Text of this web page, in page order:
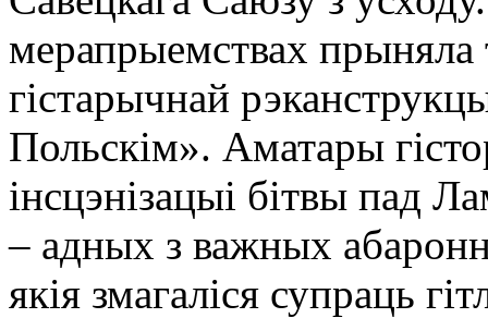
мерапрыемствах прыняла
гістарычнай
Польскім». Аматары
інсцэнізацыі бітвы пад
– адных з важных
якія змагаліся супраць